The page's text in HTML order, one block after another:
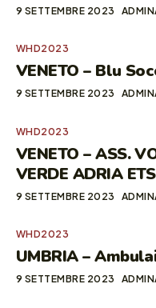
9 SETTEMBRE 2023
WHD2023
VENETO – Blu
9 SETTEMBRE 2023
WHD2023
VENETO – ASS.
VERDE ADRIA
9 SETTEMBRE 2023
WHD2023
UMBRIA –
9 SETTEMBRE 2023